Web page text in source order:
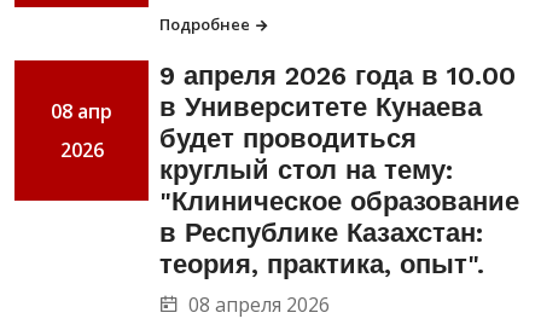
Подробнее
08 апр
2026
9 апреля 2026 года в 10.00
в Университете Кунаева
будет проводиться
круглый стол на тему:
"Клиническое образование
в Республике Казахстан:
теория, практика, опыт".
08 апреля 2026